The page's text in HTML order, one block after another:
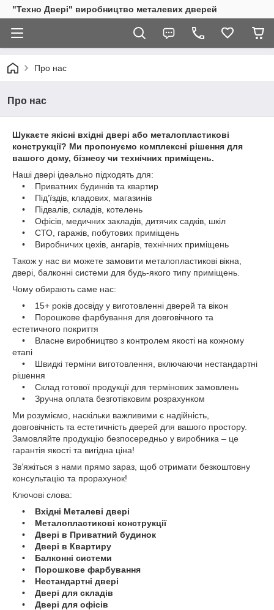
"Техно Двері" виробництво металевих дверей
Про нас
Про нас
Шукаєте якісні вхідні двері або металопластикові
конструкції? Ми пропонуємо комплексні рішення для
вашого дому, бізнесу чи технічних приміщень.
Наші двері ідеально підходять для:
• Приватних будинків та квартир
• Під’їздів, кладових, магазинів
• Підвалів, складів, котелень
• Офісів, медичних закладів, дитячих садків, шкіл
• СТО, гаражів, побутових приміщень
• Виробничих цехів, ангарів, технічних приміщень
Також у нас ви можете замовити металопластикові вікна,
двері, балконні системи для будь-якого типу приміщень.
Чому обирають саме нас:
• 15+ років досвіду у виготовленні дверей та вікон
• Порошкове фарбування для довговічного та
естетичного покриття
• Власне виробництво з контролем якості на кожному
етапі
• Швидкі терміни виготовлення, включаючи нестандартні
рішення
• Склад готової продукції для термінових замовлень
• Зручна оплата безготівковим розрахунком
Ми розуміємо, наскільки важливими є надійність,
довговічність та естетичність дверей для вашого простору.
Замовляйте продукцію безпосередньо у виробника – це
гарантія якості та вигідна ціна!
Зв’яжіться з нами прямо зараз, щоб отримати безкоштовну
консультацію та прорахунок!
Ключові слова:
• Вхідні Металеві двері
• Металопластикові конструкції
• Двері в Приватний будинок
• Двері в Квартиру
• Балконні системи
• Порошкове фарбування
• Нестандартні двері
• Двері для складів
• Двері для офісів